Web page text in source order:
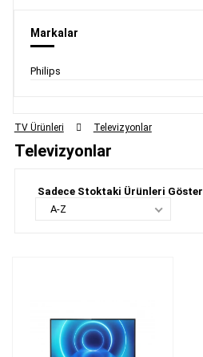
Markalar
Philips
TV Ürünleri Televizyonlar
Televizyonlar
Sadece Stoktaki Ürünleri Göster
A-Z